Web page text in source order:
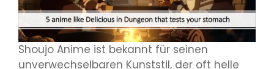
Shoujo Anime ist bekannt für seinen
unverwechselbaren Kunststil, der oft helle